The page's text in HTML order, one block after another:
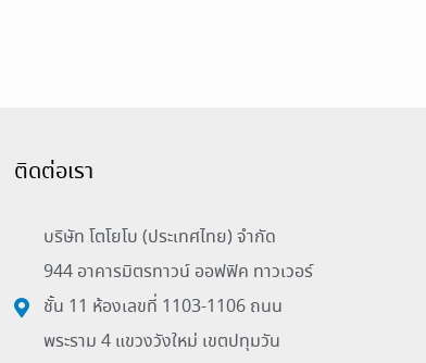
ติดต่อเรา
บริษัท โตโยโบ (ประเทศไทย) จำกัด
944 อาคารมิตรทาวน์ ออฟฟิค ทาวเวอร์
ชั้น 11 ห้องเลขที่ 1103-1106 ถนน
พระราม 4 แขวงวังใหม่ เขตปทุมวัน